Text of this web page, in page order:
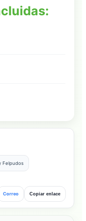
Felpudos
Correo Copiar enlace